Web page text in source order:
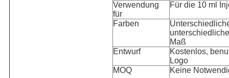
Verwendung
für
Für die 10 ml
Farben
Maß
Entwurf
Kostenlos,
Logo
MOQ
Keine